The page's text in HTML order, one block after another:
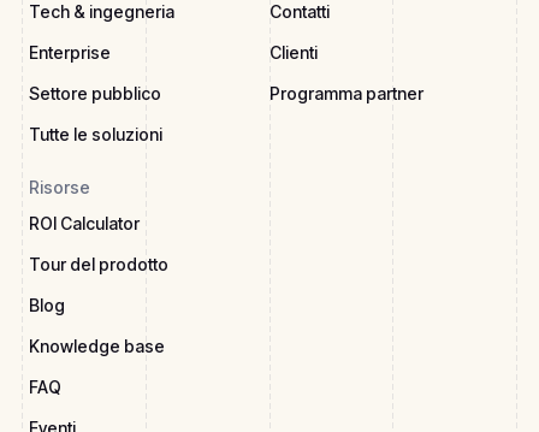
Tech & ingegneria
Enterprise
Settore pubblico
Tutte le soluzioni
Contatti
Clienti
Programma partner
Risorse
ROI Calculator
Tour del prodotto
Blog
Knowledge base
FAQ
Eventi